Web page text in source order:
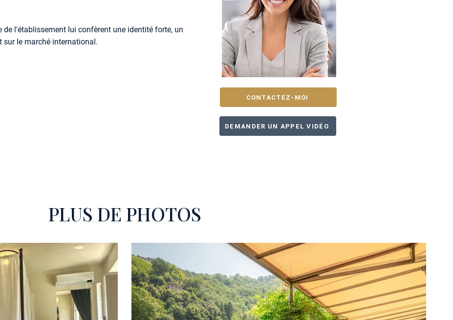
de l'établissement lui confèrent une identité forte, un
sur le marché international.
CONTACTEZ-MOI
DEMANDER UN APPEL VIDÉO
PLUS DE PHOTOS